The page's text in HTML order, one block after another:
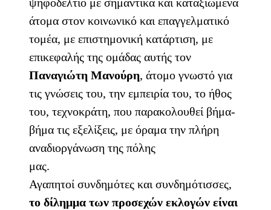
άτομα στον κοινωνικό και επαγγελματικό
τομέα, με επιστημονική κατάρτιση, με
επικεφαλής της ομάδας αυτής τον
Παναγιώτη Μανούρη, άτομο γνωστό για
τις γνώσεις του, την εμπειρία του, το ήθος
του, τεχνοκράτη, που παρακολουθεί βήμα-
βήμα τις εξελίξεις, με όραμα την πλήρη
αναδιοργάνωση της πόλης
μας.
Αγαπητοί συνδημότες και συνδημότισσες,
το δίλημμα των προσεχών εκλογών είναι